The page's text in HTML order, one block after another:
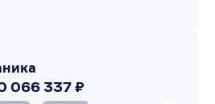
066 337 ₽